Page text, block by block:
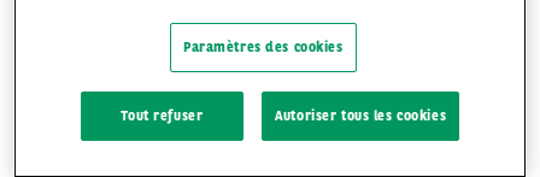
Petite révolution pour les conducteurs ce
printemps ! L’attestation d’assurance et son
quittent nos habitacles. En cas de contrôle, les
forces de l’ordre consulteront à partir de la plaque
Paramètres des cookies
Tout refuser Autoriser tous les cookies